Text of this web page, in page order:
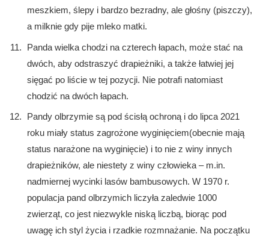
meszkiem, ślepy i bardzo bezradny, ale głośny (piszczy),
a milknie gdy pije mleko matki.
Panda wielka chodzi na czterech łapach, może stać na
dwóch, aby odstraszyć drapieżniki, a także łatwiej jej
sięgać po liście w tej pozycji. Nie potrafi natomiast
chodzić na dwóch łapach.
Pandy olbrzymie są pod ścisłą ochroną i do lipca 2021
roku miały status zagrożone wyginięciem(obecnie mają
status narażone na wyginięcie) i to nie z winy innych
drapieżników, ale niestety z winy człowieka – m.in.
nadmiernej wycinki lasów bambusowych. W 1970 r.
populacja pand olbrzymich liczyła zaledwie 1000
zwierząt, co jest niezwykle niską liczbą, biorąc pod
uwagę ich styl życia i rzadkie rozmnażanie. Na początku